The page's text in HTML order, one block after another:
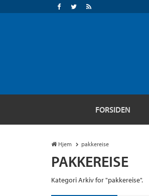
FORSIDEN
Hjem pakkereise
PAKKEREISE
Kategori Arkiv for "pakkereise".